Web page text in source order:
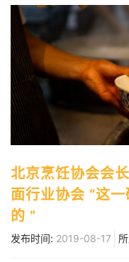
北京烹饪协会会
面行业协会 “这
的 ”
发布时间: 2019-08-17